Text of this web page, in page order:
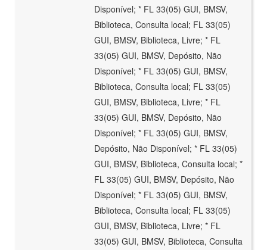
Disponível; * FL 33(05) GUI, BMSV,
Biblioteca, Consulta local; FL 33(05)
GUI, BMSV, Biblioteca, Livre; * FL
33(05) GUI, BMSV, Depósito, Não
Disponível; * FL 33(05) GUI, BMSV,
Biblioteca, Consulta local; FL 33(05)
GUI, BMSV, Biblioteca, Livre; * FL
33(05) GUI, BMSV, Depósito, Não
Disponível; * FL 33(05) GUI, BMSV,
Depósito, Não Disponível; * FL 33(05)
GUI, BMSV, Biblioteca, Consulta local; *
FL 33(05) GUI, BMSV, Depósito, Não
Disponível; * FL 33(05) GUI, BMSV,
Biblioteca, Consulta local; FL 33(05)
GUI, BMSV, Biblioteca, Livre; * FL
33(05) GUI, BMSV, Biblioteca, Consulta